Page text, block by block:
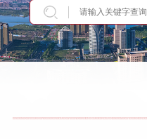
当前位置：首页>新闻